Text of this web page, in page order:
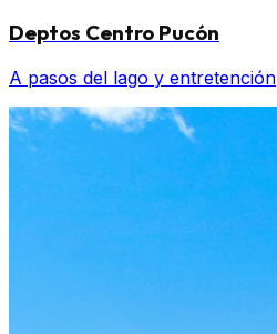
Deptos Centro Pucón
A pasos del lago y entretención